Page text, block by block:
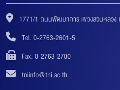
1771/1 ถนนพัฒนาการ แขวงสวนหลวง
Tel. 0-2763-2601-5
Fax. 0-2763-2700
tniinfo@tni.ac.th